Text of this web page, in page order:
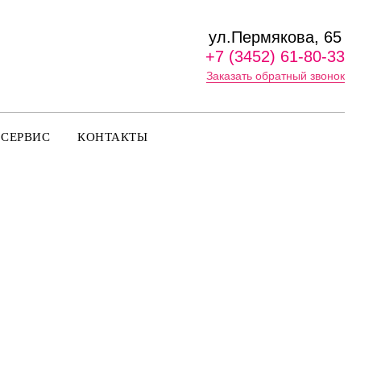
ул.Пермякова, 65
+7 (3452) 61-80-33
Заказать обратный звонок
СЕРВИС КОНТАКТЫ